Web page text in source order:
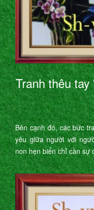
Tranh thêu
Bên cạnh đó, các bức
yêu giữa người với
non hẹn biển chỉ cần sự